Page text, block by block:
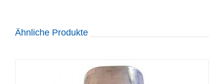
Ähnliche Produkte